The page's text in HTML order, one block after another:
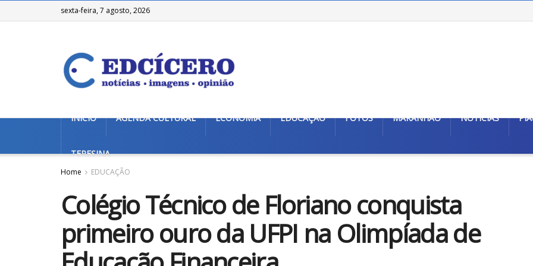
sexta-feira, 7 agosto, 2026
INÍCIO AGENDA CULTURAL ECONOMIA EDUCAÇÃO FOTOS MARANHÃO NOTÍCIAS
TERESINA
Home EDUCAÇÃO
Colégio Técnico de Floriano conquista
primeiro ouro da UFPI na Olimpíada de